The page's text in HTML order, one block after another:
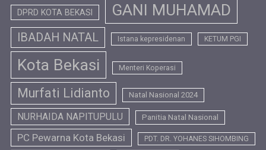
DPRD KOTA BEKASI GANI MUHAMAD
IBADAH NATAL Istana kepresidenan KETUM PGI
Kota Bekasi Menteri Koperasi
Murfati Lidianto Natal Nasional 2024
NURHAIDA NAPITUPULU Panitia Natal Nasional
PC Pewarna Kota Bekasi PDT. DR. YOHANES SIHOMBING